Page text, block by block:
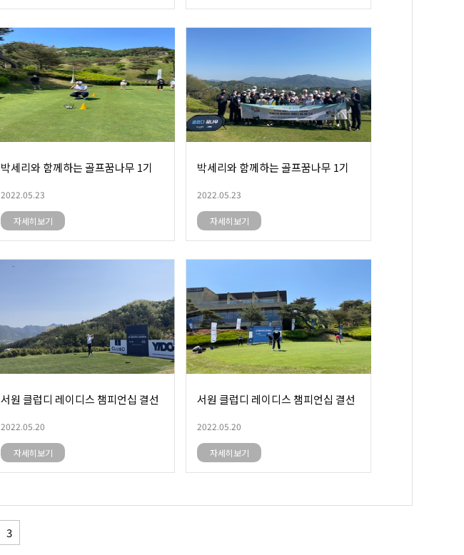
박세리와 함께하는 골프꿈나무 1기
2022.05.23
자세히보기
박세리와 함께하는 골프꿈나무 1기
2022.05.23
자세히보기
서원 클럽디 레이디스 챔피언십 결선
2022.05.20
자세히보기
서원 클럽디 레이디스 챔피언십 결선
2022.05.20
자세히보기
3